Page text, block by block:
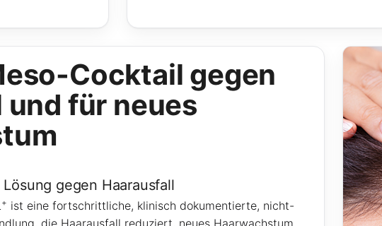
Cocktail gegen
und für neues
gegen Haarausfall
+ ist eine fortschrittliche, klinisch dokumentierte, nicht-
die Haarausfall reduziert, neues Haarwachstum